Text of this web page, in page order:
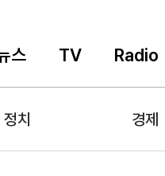
스 TV Radio
정치 경제